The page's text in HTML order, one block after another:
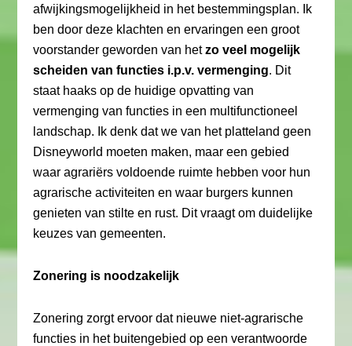
afwijkingsmogelijkheid in het bestemmingsplan. Ik
ben door deze klachten en ervaringen een groot
voorstander geworden van hetzo veel mogelijk
scheiden van functies i.p.v. vermenging. Dit
staat haaks op de huidige opvatting van
vermenging van functies in een multifunctioneel
landschap. Ik denk dat we van het platteland geen
Disneyworld moeten maken, maar een gebied
waar agrariërs voldoende ruimte hebben voor hun
agrarische activiteiten en waar burgers kunnen
genieten van stilte en rust. Dit vraagt om duidelijke
keuzes van gemeenten.
Zonering is noodzakelijk
Zonering zorgt ervoor dat nieuwe niet-agrarische
functies in het buitengebied op een verantwoorde